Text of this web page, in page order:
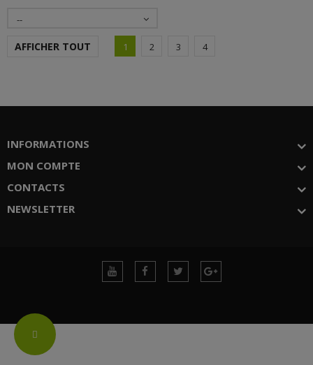
Change
--
AFFICHER TOUT 1 2 3 4
INFORMATIONS
MON COMPTE
CONTACTS
NEWSLETTER